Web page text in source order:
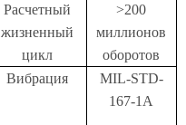
Расчетный
жизненный
цикл
>200
миллионов
оборотов
Вибрация
MIL-STD-
167-1A